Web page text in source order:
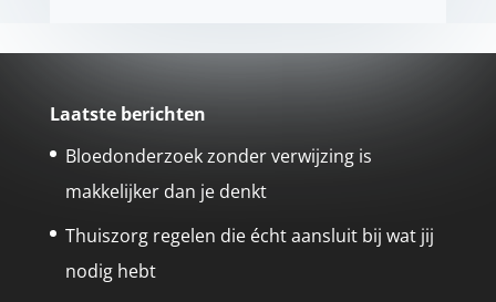
Laatste berichten
Bloedonderzoek zonder verwijzing is
makkelijker dan je denkt
Thuiszorg regelen die écht aansluit bij wat jij
nodig hebt